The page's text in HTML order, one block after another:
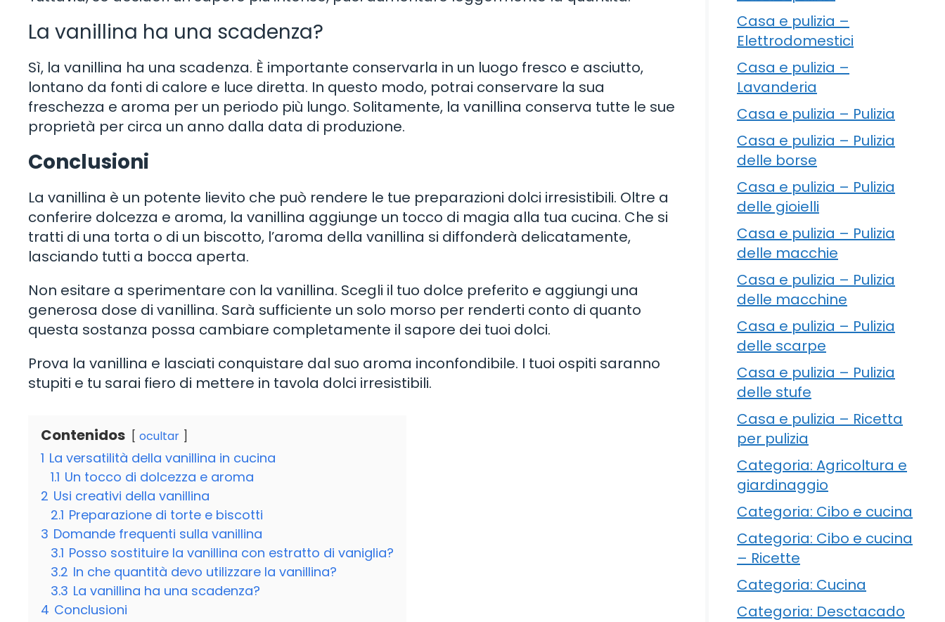
La vanillina ha una scadenza?
Sì, la vanillina ha una scadenza. È importante conservarla in un luogo fresco e asciutto,
lontano da fonti di calore e luce diretta. In questo modo, potrai conservare la sua
freschezza e aroma per un periodo più lungo. Solitamente, la vanillina conserva tutte le sue
proprietà per circa un anno dalla data di produzione.
Conclusioni
La vanillina è un potente lievito che può rendere le tue preparazioni dolci irresistibili. Oltre a
conferire dolcezza e aroma, la vanillina aggiunge un tocco di magia alla tua cucina. Che si
tratti di una torta o di un biscotto, l’aroma della vanillina si diffonderà delicatamente,
lasciando tutti a bocca aperta.
Non esitare a sperimentare con la vanillina. Scegli il tuo dolce preferito e aggiungi una
generosa dose di vanillina. Sarà sufficiente un solo morso per renderti conto di quanto
questa sostanza possa cambiare completamente il sapore dei tuoi dolci.
Prova la vanillina e lasciati conquistare dal suo aroma inconfondibile. I tuoi ospiti saranno
stupiti e tu sarai fiero di mettere in tavola dolci irresistibili.
Contenidos ocultar
1 La versatilità della vanillina in cucina
1.1 Un tocco di dolcezza e aroma
2 Usi creativi della vanillina
2.1 Preparazione di torte e biscotti
3 Domande frequenti sulla vanillina
3.1 Posso sostituire la vanillina con estratto di vaniglia?
3.2 In che quantità devo utilizzare la vanillina?
3.3 La vanillina ha una scadenza?
4 Conclusioni
Casa e pulizia –
Elettrodomestici
Casa e pulizia –
Lavanderia
Casa e pulizia – Pulizia
Casa e pulizia – Pulizia
delle borse
Casa e pulizia – Pulizia
delle gioielli
Casa e pulizia – Pulizia
delle macchie
Casa e pulizia – Pulizia
delle macchine
Casa e pulizia – Pulizia
delle scarpe
Casa e pulizia – Pulizia
delle stufe
Casa e pulizia – Ricetta
per pulizia
Categoria: Agricoltura e
giardinaggio
Categoria: Cibo e cucina
Categoria: Cibo e cucina
– Ricette
Categoria: Cucina
Categoria: Desctacado